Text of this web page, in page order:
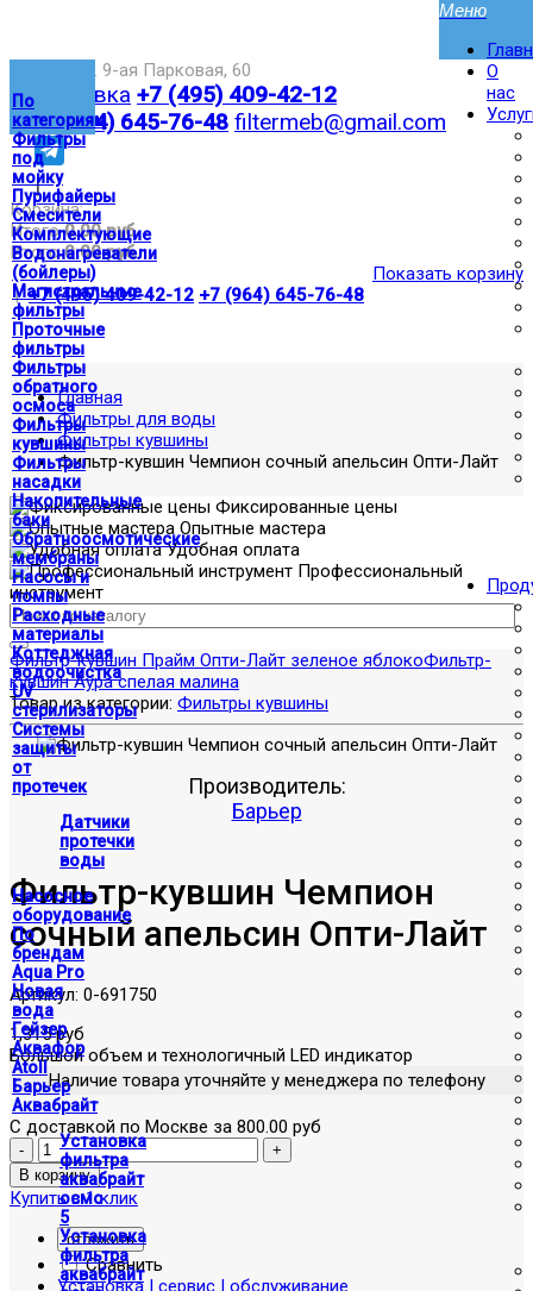
По
категориям
Фильтры
под
мойку
Пурифайеры
Смесители
Комплектующие
Водонагреватели
(бойлеры)
Магистральные
фильтры
Проточные
фильтры
Фильтры
обратного
осмоса
Фильтры
кувшины
Фильтры
насадки
Накопительные
баки
Обратноосмотические
мембраны
Насосы и
помпы
Расходные
материалы
Коттеджная
водоочистка
UV
стерилизаторы
Системы
защиты
от
протечек
Датчики
протечки
воды
Насосное
оборудование
По
брендам
Aqua Pro
Новая
вода
Гейзер
Аквафор
Atoll
Барьер
Аквабрайт
Установка
фильтра
аквабрайт
осмо
5
Установка
фильтра
аквабрайт
Москва,ул. 9-ая Парковая, 60
Доставка +7 (495) 409-42-12
+7 (964) 645-76-48 filtermeb@gmail.com
|
Корзина:
Итого0.00 руб
Итого0.00 руб
Показать корзину
| +7 (495) 409-42-12 +7 (964) 645-76-48
О
нас
Главная
Фильтры для воды
Фильтры кувшины
Фильтр-кувшин Чемпион сочный апельсин Опти-Лайт
Фиксированные цены
Опытные мастера
Удобная оплата
Профессиональный
инструмент
Фильтр-кувшин Прайм Опти-Лайт зеленое яблокоФильтр-
кувшин Аура спелая малина
Товар из категории: Фильтры кувшины
Производитель:
Барьер
Фильтр-кувшин Чемпион
сочный апельсин Опти-Лайт
Артикул: 0-691750
1,315 руб
Большой объем и технологичный LED индикатор
Наличие товара уточняйте у менеджера по телефону
С доставкой по Москве за 800.00 руб
Купить в 1 клик
отложить
Сравнить
Установка | сервис | обслуживание